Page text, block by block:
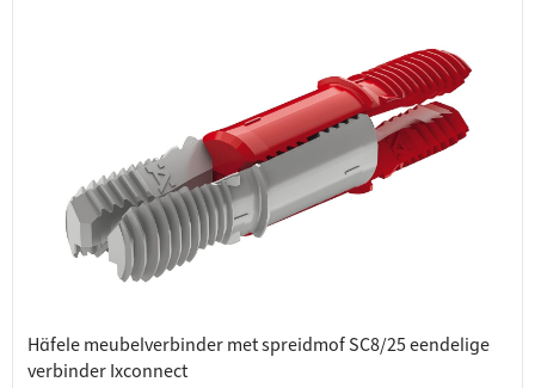
Häfele meubelverbinder met spreidmof SC8/25 eendelige
verbinder Ixconnect